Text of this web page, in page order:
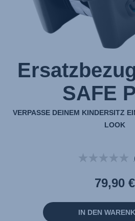
SAFE
VERPASSE DEINEM KINDERSITZ
LOOK
79,90 €
IN DEN